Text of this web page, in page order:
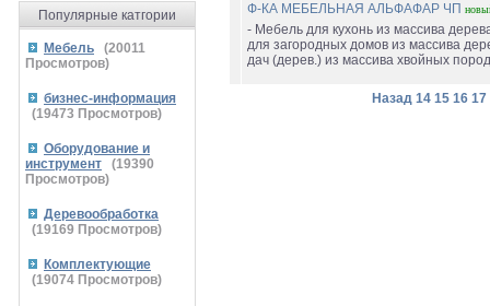
Популярные катгории
Мебель (20011
Просмотров)
бизнес-информация
(19473 Просмотров)
Оборудование и
инструмент
(19390
Просмотров)
Деревообработка
(19169 Просмотров)
Комплектующие
(19074 Просмотров)
Ф-КА МЕБЕЛЬНАЯ АЛЬФАФАР ЧП
- Мебель для кухонь из массива
для загородных домов из массива
дач (дерев.) из массива хвойных
Назад 14 15 16 17